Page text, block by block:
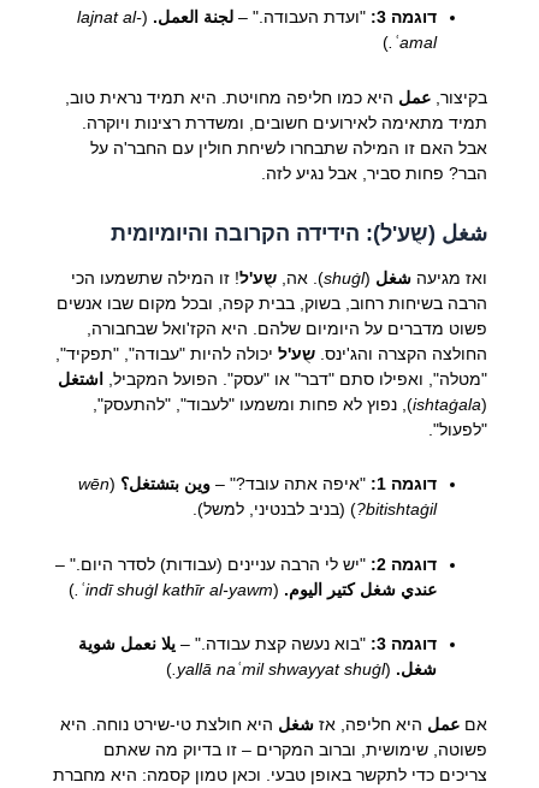
דוגמה 3: "ועדת העבודה." – لجنة العمل. (
lajnat al-
ʿamal.
)
בקיצור, عمل היא כמו חליפה מחויטת. היא תמיד נראית טוב,
תמיד מתאימה לאירועים חשובים, ומשדרת רצינות ויוקרה.
אבל האם זו המילה שתבחרו לשיחת חולין עם החבר'ה על
הבר? פחות סביר, אבל נגיע לזה.
شغل (שֻע'ל): הידידה הקרובה והיומיומית
ואז מגיעה شغل (
shuġl). אה, שֻע'ל! זו המילה שתשמעו הכי
הרבה בשיחות רחוב, בשוק, בבית קפה, ובכל מקום שבו אנשים
פשוט מדברים על היומיום שלהם. היא הקז'ואל שבחבורה,
החולצה הקצרה והג'ינס. שֻע'ליכולה להיות "עבודה", "תפקיד",
"מטלה", ואפילו סתם "דבר" או "עסק". הפועל המקביל, اشتغل
(
ishtaġala), נפוץ לא פחות ומשמעו "לעבוד", "להתעסק",
"לפעול".
דוגמה 1: "איפה אתה עובד?" – وين بتشتغل؟ (
wēn
bitishtaġil? ) (בניב לבנטיני, למשל).
דוגמה 2:
"יש לי הרבה עניינים (עבודות) לסדר היום." –
عندي شغل كتير اليوم. (
ʿindī shuġl kathīr al-yawm.
)
דוגמה 3: "בוא נעשה קצת עבודה." – يلا نعمل شوية
شغل. (
yallā naʿmil shwayyat shuġl.
)
אם عمل היא חליפה, אז شغل היא חולצת טי-שירט נוחה. היא
פשוטה, שימושית, וברוב המקרים – זו בדיוק מה שאתם
צריכים כדי לתקשר באופן טבעי. וכאן טמון קסמה: היא מחברת